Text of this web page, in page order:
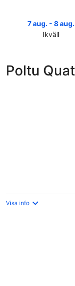
7 aug. - 8 aug.
Ikväll
i
Poltu
Poltu
Visa info